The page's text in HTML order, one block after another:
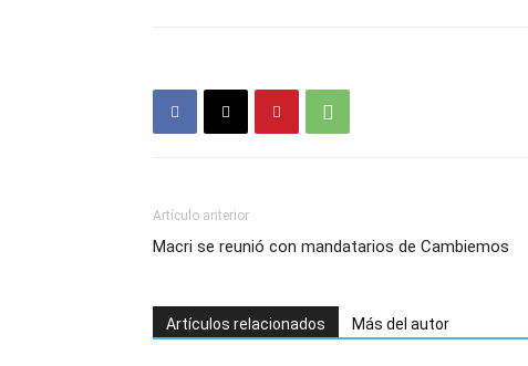
Artículo anterior
Macri se reunió con mandatarios de Cambiemos
Artículos relacionados Más del autor